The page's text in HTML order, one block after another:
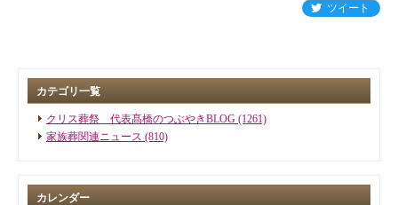
ツイート
カテゴリ一覧
クリス葬祭 代表髙橋のつぶやきBLOG (1261)
家族葬関連ニュース (810)
カレンダー